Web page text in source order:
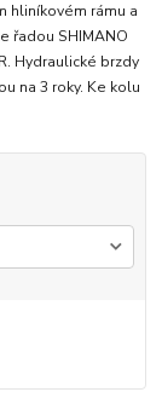
hliníkovém rámu a
řadou SHIMANO
Hydraulické brzdy
na 3 roky. Ke kolu